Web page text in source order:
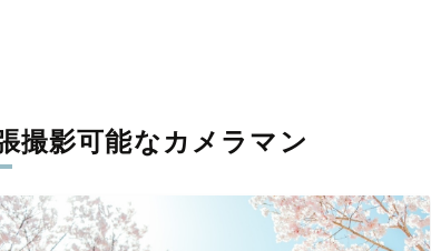
一枚に出会えます。まずは、ラブグラフの撮影事例をご
撮影可能なカメラマン